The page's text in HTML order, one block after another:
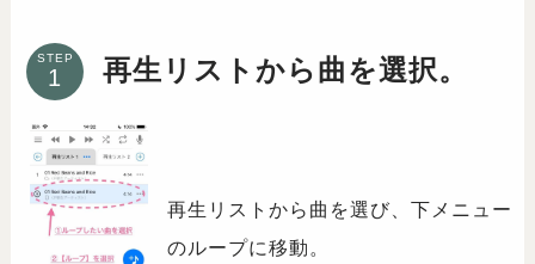
STEP 再生リストから曲を選択。
再生リストから曲を選び、下メニュー
のループに移動。